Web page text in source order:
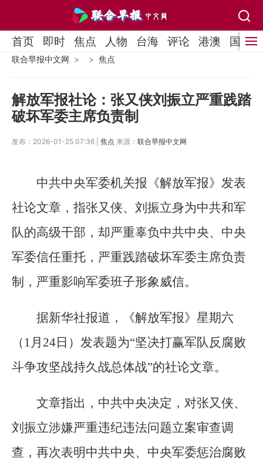
首页 即时 焦点 人物 台海 评论 港澳 国际
联合早报中文网 焦点
解放军报社论：张又侠刘振立严重践踏
破坏军委主席负责制
发布：2026-01-25 07:36 | 焦点 来源： 联合早报中文网
中共中央军委机关报《解放军报》发表
社论文章，指张又侠、刘振立身为中共和军
队的高级干部，却严重辜负中共中央、中央
军委信任重托，严重践踏破坏军委主席负责
制，严重影响军委班子形象威信。
据新华社报道，《解放军报》星期六
（1月24日）发表题为“坚决打赢军队反腐败
斗争攻坚战持久战总体战”的社论文章。
文章指出，中共中央决定，对张又侠、
刘振立涉嫌严重违纪违法问题立案审查调
查，再次表明中共中央、中央军委惩治腐败